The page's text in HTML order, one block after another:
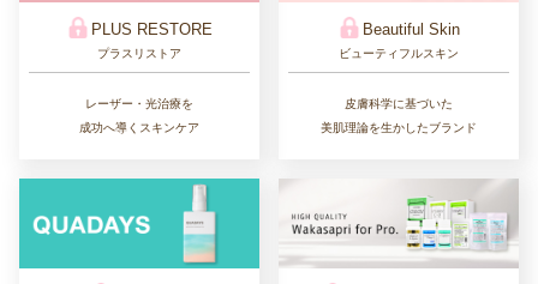
PLUS RESTORE
プラスリストア
レーザー・光治療を
成功へ導くスキンケア
Beautiful Skin
ビューティフルスキン
皮膚科学に基づいた
美肌理論を生かしたブランド